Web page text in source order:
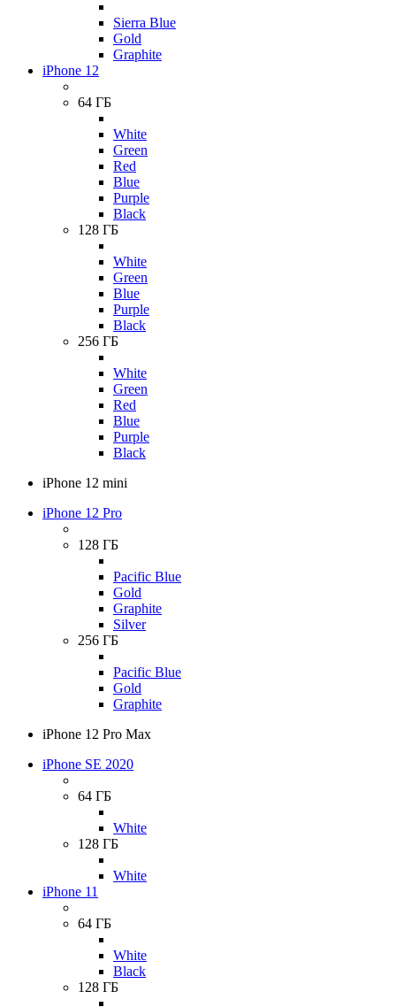
Sierra Blue
Gold
Graphite
iPhone 12
64 ГБ
White
Green
Red
Blue
Purple
Black
128 ГБ
White
Green
Blue
Purple
Black
256 ГБ
White
Green
Red
Blue
Purple
Black
iPhone 12 mini
iPhone 12 Pro
128 ГБ
Pacific Blue
Gold
Graphite
Silver
256 ГБ
Pacific Blue
Gold
Graphite
iPhone 12 Pro Max
iPhone SE 2020
64 ГБ
White
128 ГБ
White
iPhone 11
64 ГБ
White
Black
128 ГБ